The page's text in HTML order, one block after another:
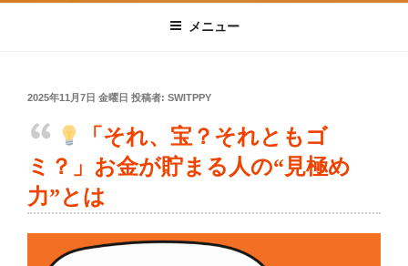
メニュー
2025年11月7日 金曜日 投稿者: SWITPPY
「それ、宝？それともゴ
ミ？」お金が貯まる人の“見極め
力”とは